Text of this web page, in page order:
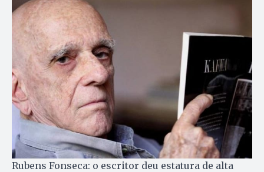
Rubens Fonseca: o escritor deu estatura de alta